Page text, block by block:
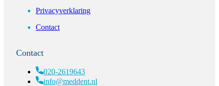
Privacyverklaring
Contact
Contact
020-2619643
info@meddent.nl